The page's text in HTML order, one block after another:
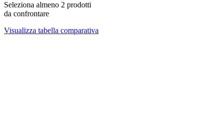
Seleziona almeno 2 prodotti
da confrontare
Visualizza tabella comparativa